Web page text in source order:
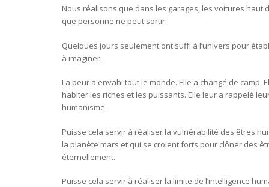
Nous réalisons que dans les garages, les voitures haut
que personne ne peut sortir.
Quelques jours seulement ont suffi à l’univers pour
à imaginer.
La peur a envahi tout le monde. Elle a changé de camp.
habiter les riches et les puissants. Elle leur a rappelé
humanisme.
Puisse cela servir à réaliser la vulnérabilité des êtres
la planète mars et qui se croient forts pour clôner des
éternellement.
Puisse cela servir à réaliser la limite de l’intelligence